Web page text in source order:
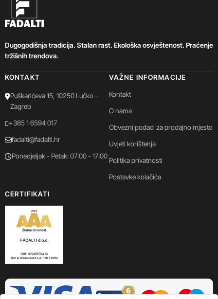
Dugogodišnja tradicija. Stalan rast. Ekološka osvještenost. Praćenje
tržišnih trendova.
KONTAKT
Puškarićeva 15, 10250 Lučko –
Zagreb
+385 1 6594 017
fadalti@fadalti.hr
Ponedjeljak - Petak: 07:00 - 17:00
VAŽNE INFORMACIJE
Kontakt
O nama
Obvezni podaci za prodajno mjesto
Uvjeti korištenja
Politika privatnosti
Postavke kolačića
CERTIFIKATI